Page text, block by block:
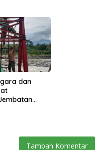
dan
Tambah Komentar